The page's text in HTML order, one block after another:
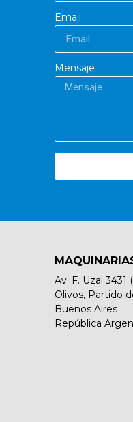
Email
Mensaje
Av. F. Uzal 3431
Olivos, Partido
Buenos Aires
República